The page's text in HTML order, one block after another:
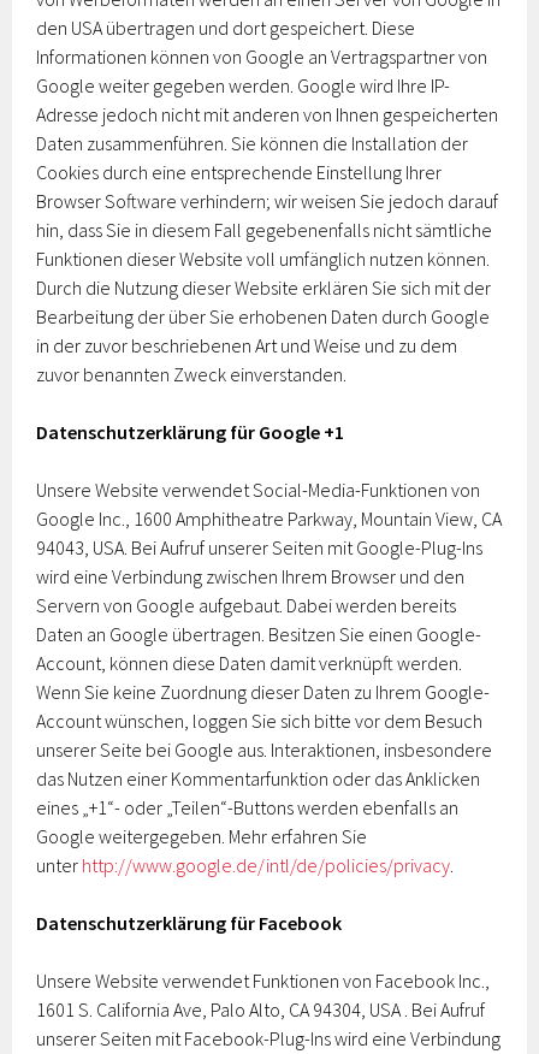
den USA übertragen und dort gespeichert. Diese
Informationen können von Google an Vertragspartner von
Google weiter gegeben werden. Google wird Ihre IP-
Adresse jedoch nicht mit anderen von Ihnen gespeicherten
Daten zusammenführen. Sie können die Installation der
Cookies durch eine entsprechende Einstellung Ihrer
Browser Software verhindern; wir weisen Sie jedoch darauf
hin, dass Sie in diesem Fall gegebenenfalls nicht sämtliche
Funktionen dieser Website voll umfänglich nutzen können.
Durch die Nutzung dieser Website erklären Sie sich mit der
Bearbeitung der über Sie erhobenen Daten durch Google
in der zuvor beschriebenen Art und Weise und zu dem
zuvor benannten Zweck einverstanden.
Datenschutzerklärung für Google +1
Unsere Website verwendet Social-Media-Funktionen von
Google Inc., 1600 Amphitheatre Parkway, Mountain View, CA
94043, USA. Bei Aufruf unserer Seiten mit Google-Plug-Ins
wird eine Verbindung zwischen Ihrem Browser und den
Servern von Google aufgebaut. Dabei werden bereits
Daten an Google übertragen. Besitzen Sie einen Google-
Account, können diese Daten damit verknüpft werden.
Wenn Sie keine Zuordnung dieser Daten zu Ihrem Google-
Account wünschen, loggen Sie sich bitte vor dem Besuch
unserer Seite bei Google aus. Interaktionen, insbesondere
das Nutzen einer Kommentarfunktion oder das Anklicken
eines „+1“- oder „Teilen“-Buttons werden ebenfalls an
Google weitergegeben. Mehr erfahren Sie
unter http://www.google.de/intl/de/policies/privacy.
Datenschutzerklärung für Facebook
Unsere Website verwendet Funktionen von Facebook Inc.,
1601 S. California Ave, Palo Alto, CA 94304, USA . Bei Aufruf
unserer Seiten mit Facebook-Plug-Ins wird eine Verbindung